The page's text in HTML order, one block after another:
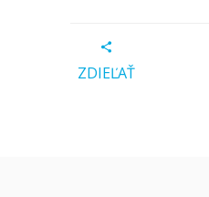
ZDIEĽAŤ